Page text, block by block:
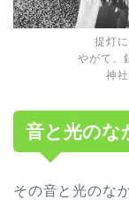
提灯
やがて、
神
音と光のな
その音と光のな